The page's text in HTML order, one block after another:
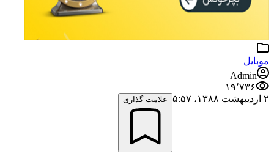
موبایل
Admin
۱۹٬۷۳۶
۲ اردیبهشت ۱۳۸۸،‏ ۵:۵۷
علامت گذاری